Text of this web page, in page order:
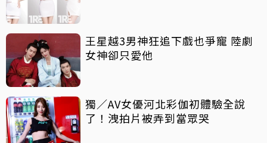
王星越3男神狂追下戲也爭寵 陸劇
女神卻只愛他
獨／AV女優河北彩伽初體驗全說
了！洩拍片被弄到當眾哭